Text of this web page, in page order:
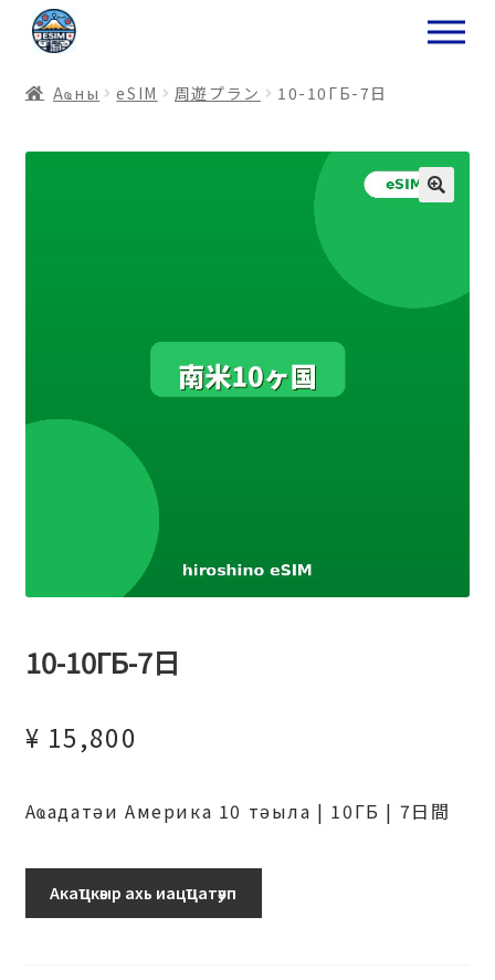
ナ
ビ
ー
ョ
コ
ン
ン
ス
Аҩны еSIM 周遊プラン 10-10ГБ-7日
10-10ГБ-7日
¥ 15,800
Аҩадатәи Америка 10 тәыла | 10ГБ | 7日間
10ГБ-7
Акаҵкәыр ахь иацҵатәуп